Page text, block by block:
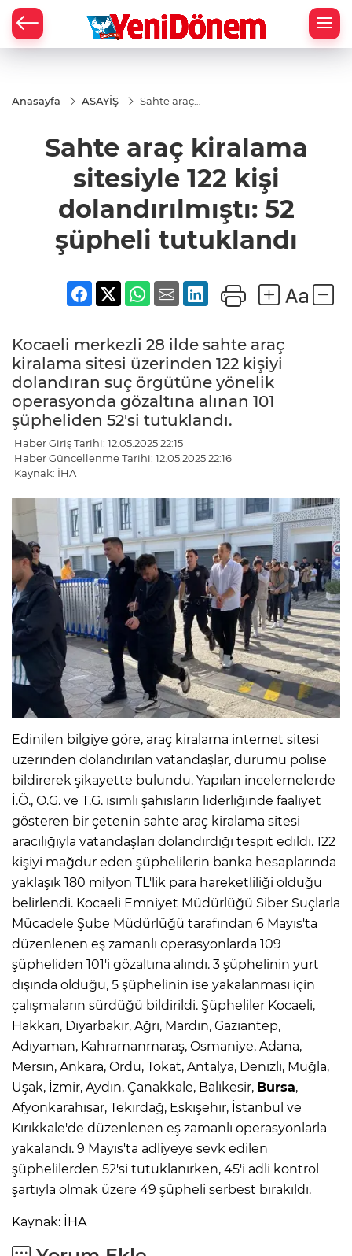
Anasayfa ASAYİŞ
Sahte araç
dolandırılmıştı:
52 şüpheli
tutuklandı
Sahte araç kiralama
sitesiyle 122 kişi
dolandırılmıştı: 52
şüpheli tutuklandı
Kocaeli merkezli 28 ilde sahte araç
kiralama sitesi üzerinden 122 kişiyi
dolandıran suç örgütüne yönelik
operasyonda gözaltına alınan 101
şüpheliden 52'si tutuklandı.
Haber Giriş Tarihi: 12.05.2025 22:15
Haber Güncellenme Tarihi: 12.05.2025 22:16
Kaynak: İHA
Edinilen bilgiye göre, araç kiralama internet sitesi
üzerinden dolandırılan vatandaşlar, durumu polise
bildirerek şikayette bulundu. Yapılan incelemelerde
İ.Ö., O.G. ve T.G. isimli şahısların liderliğinde faaliyet
gösteren bir çetenin sahte araç kiralama sitesi
aracılığıyla vatandaşları dolandırdığı tespit edildi. 122
kişiyi mağdur eden şüphelilerin banka hesaplarında
yaklaşık 180 milyon TL'lik para hareketliliği olduğu
belirlendi. Kocaeli Emniyet Müdürlüğü Siber Suçlarla
Mücadele Şube Müdürlüğü tarafından 6 Mayıs'ta
düzenlenen eş zamanlı operasyonlarda 109
şüpheliden 101'i gözaltına alındı. 3 şüphelinin yurt
dışında olduğu, 5 şüphelinin ise yakalanması için
çalışmaların sürdüğü bildirildi. Şüpheliler Kocaeli,
Hakkari, Diyarbakır, Ağrı, Mardin, Gaziantep,
Adıyaman, Kahramanmaraş, Osmaniye, Adana,
Mersin, Ankara, Ordu, Tokat, Antalya, Denizli, Muğla,
Uşak, İzmir, Aydın, Çanakkale, Balıkesir, Bursa,
Afyonkarahisar, Tekirdağ, Eskişehir, İstanbul ve
Kırıkkale'de düzenlenen eş zamanlı operasyonlarla
yakalandı. 9 Mayıs'ta adliyeye sevk edilen
şüphelilerden 52'si tutuklanırken, 45'i adli kontrol
şartıyla olmak üzere 49 şüpheli serbest bırakıldı.
Kaynak: İHA